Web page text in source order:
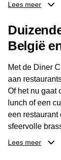
ontvanger
smaak en
alleen een
Lees meer
België
Met de Diner
aan
Of het nu gaat
lunch of een
een restaurant
sfeervolle
en
Lees meer